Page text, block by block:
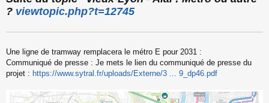
g
n
o
n
? viewtopic.php?t=12745
Une ligne de tramway remplacera le métro E pour 2031 :
Communiqué de presse : Je mets le lien du communiqué de presse du
projet : https://www.sytral.fr/uploads/Externe/3 ... 9_dp46.pdf